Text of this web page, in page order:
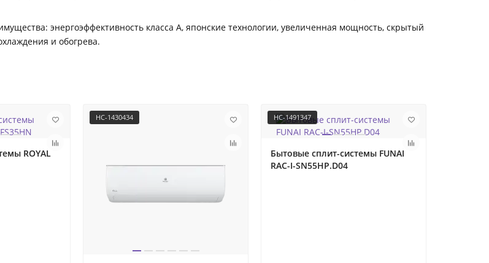
энергоэффективность класса А, японские технологии, увеличенная мощность, скрытый
и обогрева.
ROYAL
НС-1430434 НС-1491347
Бытовые сплит-системы FUNAI
RAC-I-SN55HP.D04